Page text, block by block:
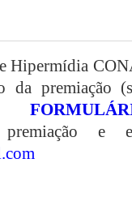
Hipermídia
da premiação
o
e